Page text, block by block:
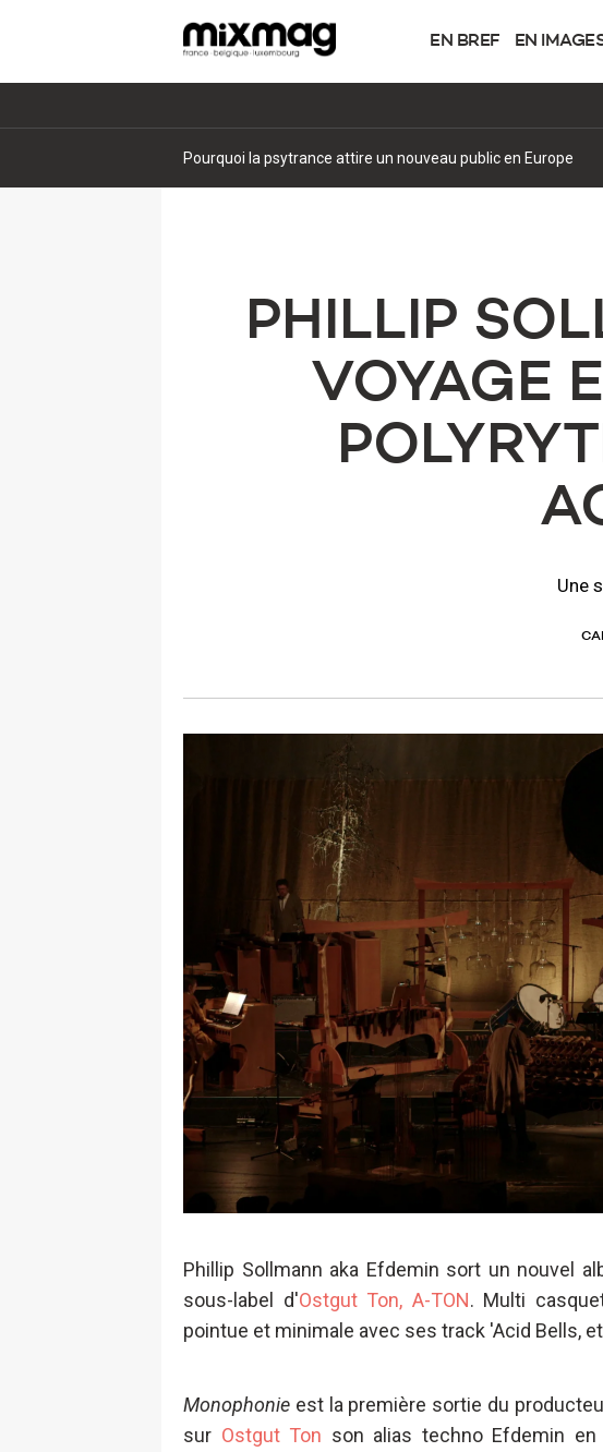
EN BREF EN
Le générateur de musique par IA Suno perd une bataille
PHILLIP
VOYAGE
Une
Phillip Sollmann aka Efdemin sort un nouvel
sous-label d'Ostgut Ton, A-TON. Multi
pointue et minimale avec ses track 'Acid Bells,
Monophonie est la première sortie du
sur Ostgut Ton son alias techno Efdemin